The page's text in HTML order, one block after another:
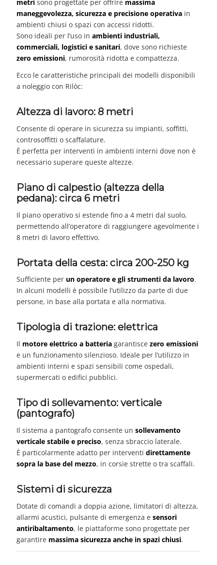
metrisono progettate per offrire massima
maneggevolezza, sicurezza e precisione operativain
ambienti chiusi o spazi con accessi ridotti.
Sono ideali per l’uso in ambienti industriali,
commerciali, logistici e sanitari, dove sono richieste
zero emissioni, rumorosità ridotta e compattezza.
Ecco le caratteristiche principali dei modelli disponibili
a noleggio con Rilòc:
Altezza di lavoro: 8 metri
Consente di operare in sicurezza su impianti, soffitti,
controsoffitti o scaffalature.
È perfetta per interventi in ambienti interni dove non è
necessario superare queste altezze.
Piano di calpestio (altezza della
pedana): circa 6 metri
Il piano operativo si estende fino a 4 metri dal suolo,
permettendo all’operatore di raggiungere agevolmente i
8 metri di lavoro effettivo.
Portata della cesta: circa 200-250 kg
Sufficiente per un operatore e gli strumenti da lavoro.
In alcuni modelli è possibile l’utilizzo da parte di due
persone, in base alla portata e alla normativa.
Tipologia di trazione: elettrica
Il motore elettrico a batteriagarantisce zero emissioni
e un funzionamento silenzioso. Ideale per l’utilizzo in
ambienti interni e spazi sensibili come ospedali,
supermercati o edifici pubblici.
Tipo di sollevamento: verticale
(pantografo)
Il sistema a pantografo consente un sollevamento
verticale stabile e preciso, senza sbraccio laterale.
È particolarmente adatto per interventi direttamente
sopra la base del mezzo, in corsie strette o tra scaffali.
Sistemi di sicurezza
Dotate di comandi a doppia azione, limitatori di altezza,
allarmi acustici, pulsante di emergenza e sensori
antiribaltamento, le piattaforme sono progettate per
garantire massima sicurezza anche in spazi chiusi.